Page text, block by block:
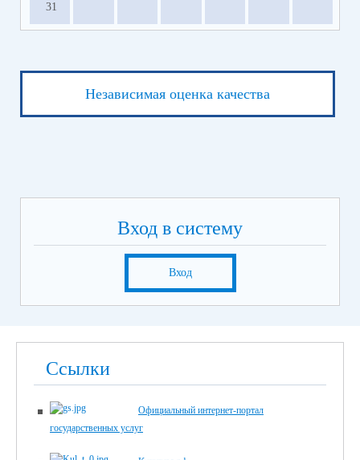
31
Независимая оценка качества
Вход в систему
Вход
Ссылки
Официальный интернет-портал
государственных услуг